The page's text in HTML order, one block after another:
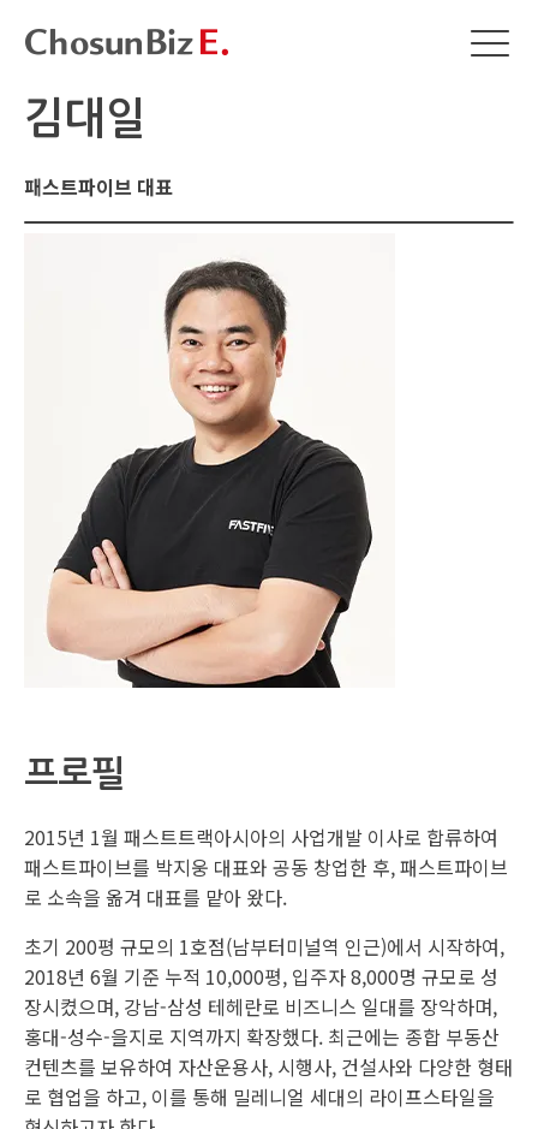
김대일
패스트파이브 대표
프로필
2015년 1월 패스트트랙아시아의 사업개발 이사로 합류하여
패스트파이브를 박지웅 대표와 공동 창업한 후, 패스트파이브
로 소속을 옮겨 대표를 맡아 왔다.
초기 200평 규모의 1호점(남부터미널역 인근)에서 시작하여,
2018년 6월 기준 누적 10,000평, 입주자 8,000명 규모로 성
장시켰으며, 강남-삼성 테헤란로 비즈니스 일대를 장악하며,
홍대-성수-을지로 지역까지 확장했다. 최근에는 종합 부동산
컨텐츠를 보유하여 자산운용사, 시행사, 건설사와 다양한 형태
로 협업을 하고, 이를 통해 밀레니얼 세대의 라이프스타일을